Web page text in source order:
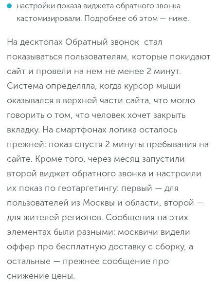
настройки показа виджета обратного звонка
кастомизировали. Подробнее об этом — ниже.
На десктопах Обратный звонок стал
показываться пользователям, которые покидают
сайт и провели на нем не менее 2 минут.
Система определяла, когда курсор мыши
оказывался в верхней части сайта, что могло
говорить о том, что человек хочет закрыть
вкладку. На смартфонах логика осталось
прежней: показ спустя 2 минуты пребывания на
сайте. Кроме того, через месяц запустили
второй виджет обратного звонка и настроили
их показ по геотаргетингу: первый — для
пользователей из Москвы и области, второй —
для жителей регионов. Сообщения на этих
элементах были разными: москвичи видели
оффер про бесплатную доставку с сборку, а
остальные — прежнее сообщение про
снижение цены.